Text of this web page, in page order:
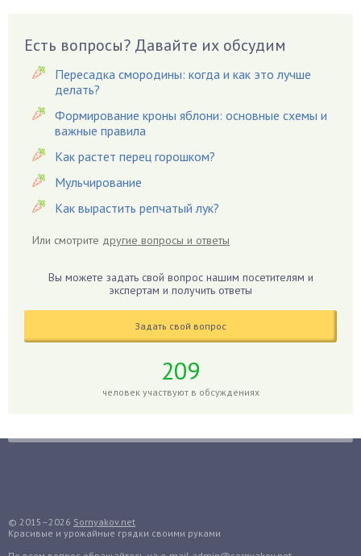
Вишня
Вредители
Гардения
Гацания
Гвоздики
Георгины
Герань
Гиацинт
Гиппеаструм
Годжи
Голубика
Гуава
Гузмания
Есть вопросы? Давайте их обсудим
Пересадка смородины: когда и как это лучше
делать?
Формирование кроны яблони: основные схемы и
важные правила
Как растет перец горошком?
Мульчирование
Как вырастить репчатый лук?
Или смотрите другие вопросы и ответы
Вы можете задать свой вопрос нашим посетителям и
экспертам и получить ответы
Задать свой вопрос
209
человек участвуют в обсуждениях
© 2015–2026 Sornyakov.net
Красивые и урожайные грядки своими руками